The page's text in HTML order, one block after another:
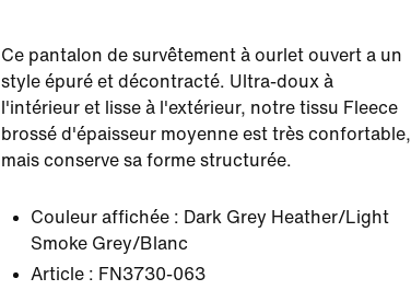
Ce pantalon de survêtement à ourlet ouvert a un
style épuré et décontracté. Ultra-doux à
l'intérieur et lisse à l'extérieur, notre tissu Fleece
brossé d'épaisseur moyenne est très confortable,
mais conserve sa forme structurée.
Couleur affichée : Dark Grey Heather/Light
Smoke Grey/Blanc
Article : FN3730-063